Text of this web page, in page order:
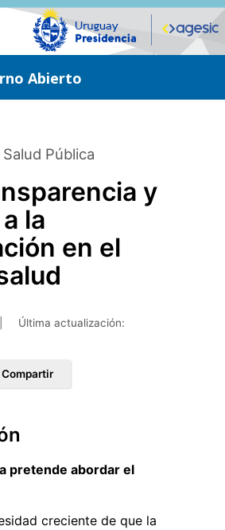
Abierto
Pública
y
la
en el
Última actualización:
Compartir
pretende abordar el
creciente de que la